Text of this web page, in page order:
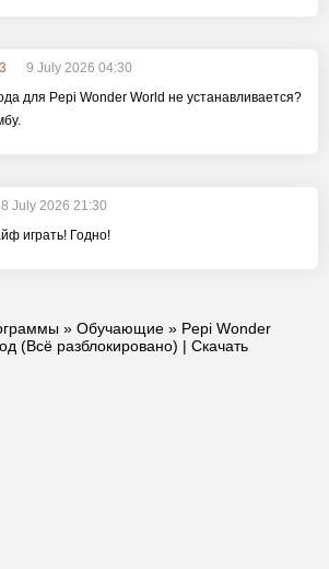
9 July 2026 04:30
для Pepi Wonder World не устанавливается?
8 July 2026 21:30
играть! Годно!
» Обучающие » Pepi Wonder
(Всё разблокировано) | Скачать